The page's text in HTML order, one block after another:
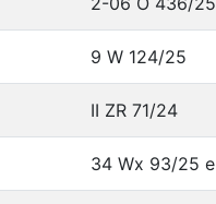
9 W 124/25
II ZR 71/24
34 Wx 93/25 e